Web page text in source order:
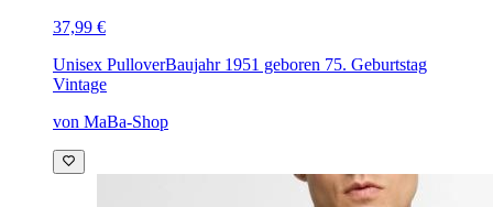
37,99 €
Unisex PulloverBaujahr 1951 geboren 75. Geburtstag
Vintage
von MaBa-Shop